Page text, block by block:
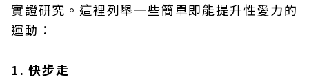
實證研究。這裡列舉一些簡單即能提升性愛力的
運動：
1. 快步走